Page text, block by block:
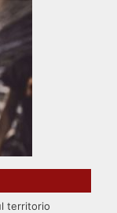
territorio